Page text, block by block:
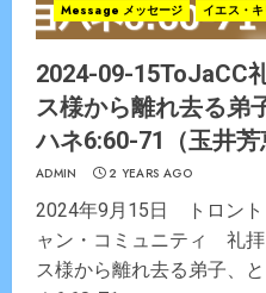
Message メッセージ イエス・
2024-09-15ToJaCC
ス様から離れ去る弟
ハネ6:60-71（玉井芳
ADMIN 2 YEARS AGO
2024年9月15日 トロント
ャン・コミュニティ 礼
ス様から離れ去る弟子、